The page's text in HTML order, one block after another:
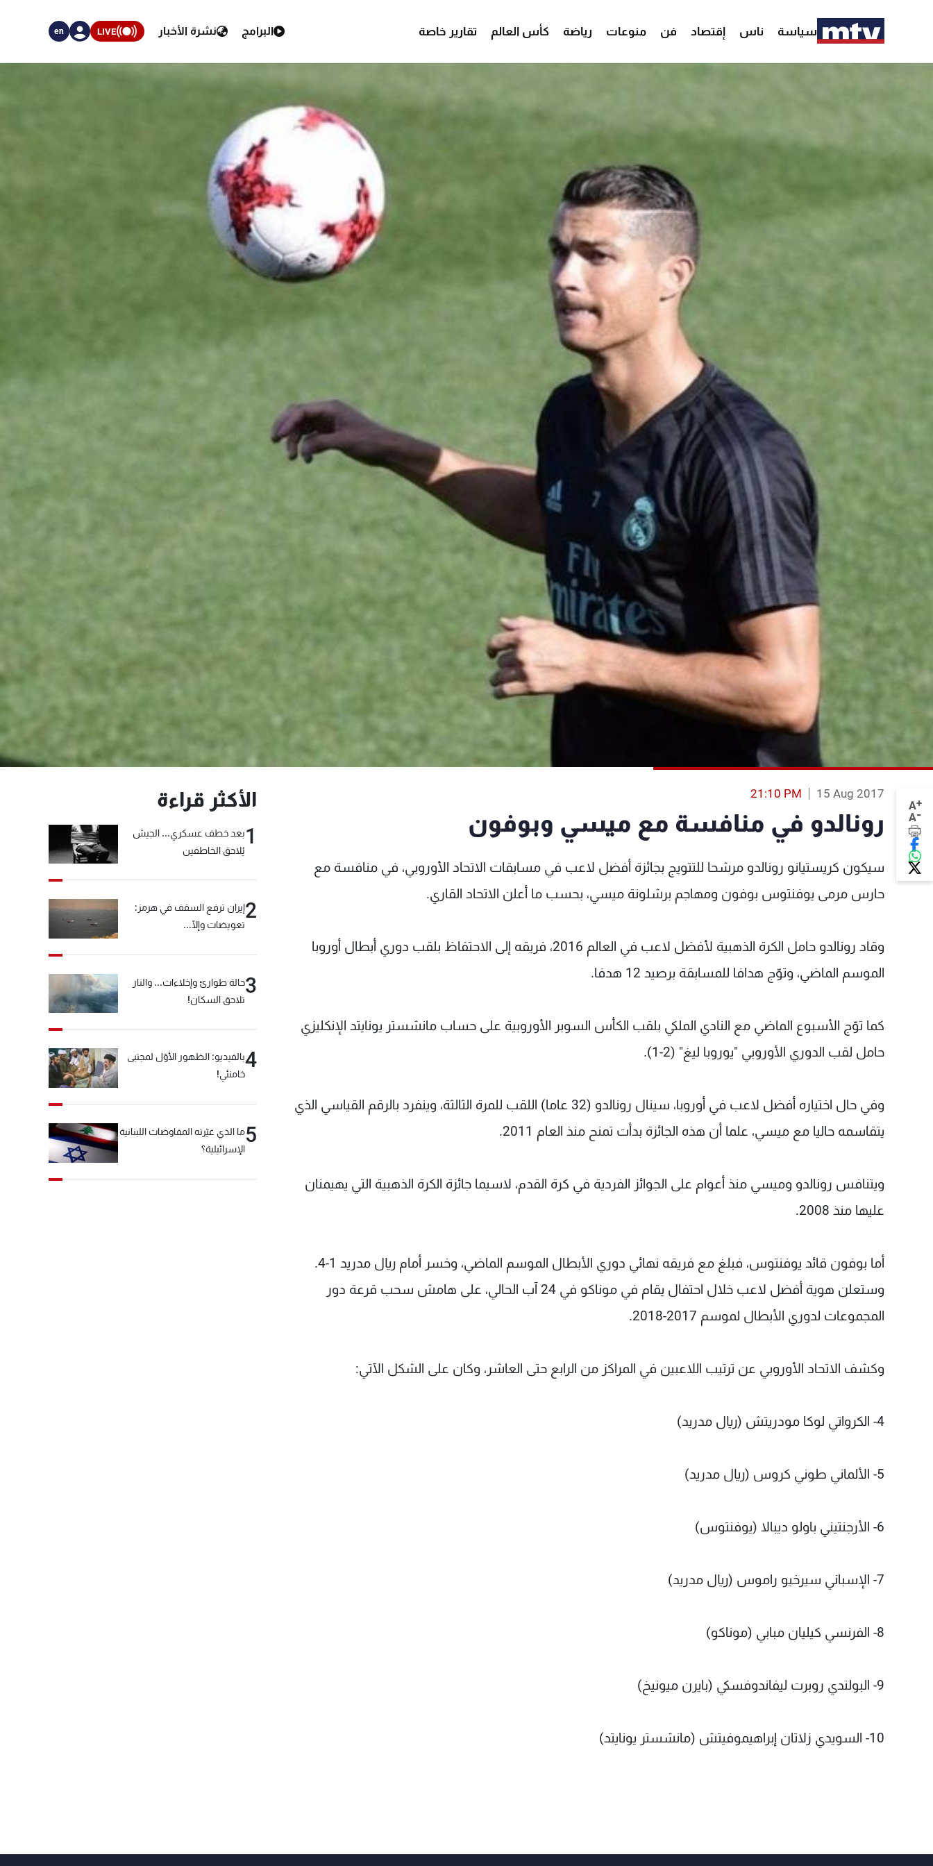
سياسة ناس إقتصاد فن منوعات رياضة كأس العالم تقارير خاصة البرامج نشرة الأخبار LIVE
en
A+
A-
15 Aug 2017
21:10 PM
رونالدو في منافسة مع ميسي وبوفون
سيكون كريستيانو رونالدو مرشحا للتتويج بجائزة أفضل لاعب في مسابقات الاتحاد الأوروبي، في منافسة مع
حارس مرمى يوفنتوس بوفون ومهاجم برشلونة ميسي، بحسب ما أعلن الاتحاد القاري.
وقاد رونالدو حامل الكرة الذهبية لأفضل لاعب في العالم 2016، فريقه إلى الاحتفاظ بلقب دوري أبطال أوروبا
الموسم الماضي، وتوّج هدافا للمسابقة برصيد 12 هدفا.
كما توّج الأسبوع الماضي مع النادي الملكي بلقب الكأس السوبر الأوروبية على حساب مانشستر يونايتد الإنكليزي
حامل لقب الدوري الأوروبي "يوروبا ليغ" (2-1).
وفي حال اختياره أفضل لاعب في أوروبا، سينال رونالدو (32 عاما) اللقب للمرة الثالثة، وينفرد بالرقم القياسي الذي
يتقاسمه حاليا مع ميسي، علما أن هذه الجائزة بدأت تمنح منذ العام 2011.
ويتنافس رونالدو وميسي منذ أعوام على الجوائز الفردية في كرة القدم، لاسيما جائزة الكرة الذهبية التي يهيمنان
عليها منذ 2008.
أما بوفون قائد يوفنتوس، فبلغ مع فريقه نهائي دوري الأبطال الموسم الماضي، وخسر أمام ريال مدريد 1-4.
وستعلن هوية أفضل لاعب خلال احتفال يقام في موناكو في 24 آب الحالي، على هامش سحب قرعة دور
المجموعات لدوري الأبطال لموسم 2017-2018.
وكشف الاتحاد الأوروبي عن ترتيب اللاعبين في المراكز من الرابع حتى العاشر، وكان على الشكل الآتي:
4- الكرواتي لوكا مودريتش (ريال مدريد)
5- الألماني طوني كروس (ريال مدريد)
6- الأرجنتيني باولو ديبالا (يوفنتوس)
7- الإسباني سيرخيو راموس (ريال مدريد)
8- الفرنسي كيليان مبابي (موناكو)
9- البولندي روبرت ليفاندوفسكي (بايرن ميونيخ)
10- السويدي زلاتان إبراهيموفيتش (مانشستر يونايتد)
الأكثر قراءة
1بعد خطف عسكري... الجيش
يُلاحق الخاطفين
2إيران ترفع السقف في هرمز:
تعويضات وإلّا...
3حالة طوارئ وإخلاءات... والنار
تلاحق السكان!
4بالفيديو: الظهور الأوّل لمجتبى
خامنئي!
5ما الذي غيّرته المفاوضات اللبنانية
الإسرائيلية؟